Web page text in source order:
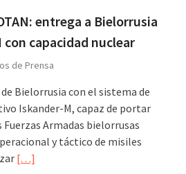
entrega a Bielorrusia
capacidad nuclear
de Prensa
Bielorrusia con el sistema de
Iskander-M, capaz de portar
Fuerzas Armadas bielorrusas
y táctico de misiles
[…]